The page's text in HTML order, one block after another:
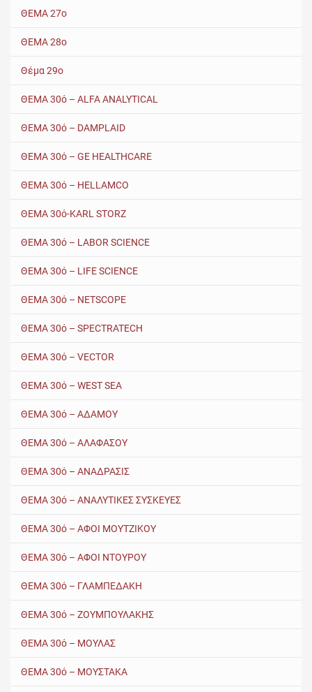
ΘΕΜΑ 27ο
ΘΕΜΑ 28ο
Θέμα 29ο
ΘΕΜΑ 30ό – ALFA ANALYTICAL
ΘΕΜΑ 30ό – DAMPLAID
ΘΕΜΑ 30ό – GE HEALTHCARE
ΘΕΜΑ 30ό – HELLAMCO
ΘΕΜΑ 30ό-KARL STORZ
ΘΕΜΑ 30ό – LABOR SCIENCE
ΘΕΜΑ 30ό – LIFE SCIENCE
ΘΕΜΑ 30ό – NETSCOPE
ΘΕΜΑ 30ό – SPECTRATECH
ΘΕΜΑ 30ό – VECTOR
ΘΕΜΑ 30ό – WEST SEA
ΘΕΜΑ 30ό – ΑΔΑΜΟΥ
ΘΕΜΑ 30ό – ΑΛΑΦΑΣΟΥ
ΘΕΜΑ 30ό – ΑΝΑΔΡΑΣΙΣ
ΘΕΜΑ 30ό – ΑΝΑΛΥΤΙΚΕΣ ΣΥΣΚΕΥΕΣ
ΘΕΜΑ 30ό – ΑΦΟΙ ΜΟΥΤΖΙΚΟΥ
ΘΕΜΑ 30ό – ΑΦΟΙ ΝΤΟΥΡΟΥ
ΘΕΜΑ 30ό – ΓΛΑΜΠΕΔΑΚΗ
ΘΕΜΑ 30ό – ΖΟΥΜΠΟΥΛΑΚΗΣ
ΘΕΜΑ 30ό – ΜΟΥΛΑΣ
ΘΕΜΑ 30ό – ΜΟΥΣΤΑΚΑ